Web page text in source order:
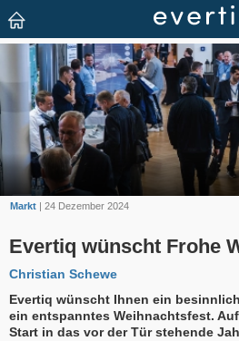
Markt | 24 Dezember 2024
Evertiq wünscht Frohe
Christian Schewe
Evertiq wünscht Ihnen ein
ein entspanntes Weihnachtsfest.
Start in das vor der Tür stehende